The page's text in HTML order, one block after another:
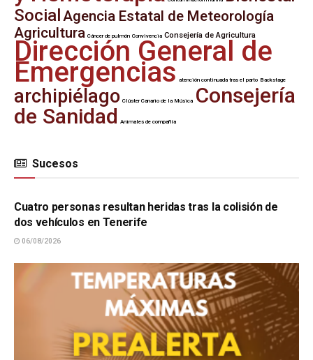
Social Agencia Estatal de Meteorología
Agricultura Cáncer de pulmón Convivencia Consejería de Agricultura
Dirección General de
Emergencias atención continuada tras el parto Backstage
archipiélago Clúster Canario de la Música Consejería
de Sanidad Animales de compañía
Sucesos
SUCESOS
Cuatro personas resultan heridas tras la colisión de
dos vehículos en Tenerife
06/08/2026